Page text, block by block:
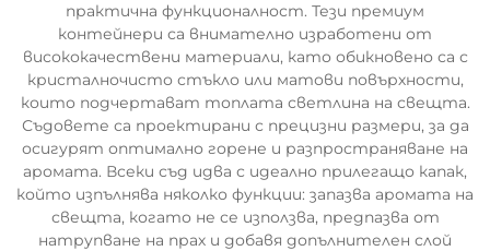
практична функционалност. Тези премиум
контейнери са внимателно изработени от
висококачествени материали, като обикновено са с
кристалночисто стъкло или матови повърхности,
които подчертават топлата светлина на свещта.
Съдовете са проектирани с прецизни размери, за да
осигурят оптимално горене и разпространяване на
аромата. Всеки съд идва с идеално прилегащо капак,
който изпълнява няколко функции: запазва аромата на
свещта, когато не се използва, предпазва от
натрупване на прах и добавя допълнителен слой